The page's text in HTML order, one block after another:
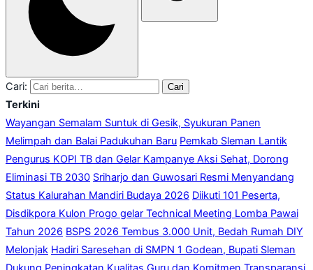
Cari: Cari
Terkini
Wayangan Semalam Suntuk di Gesik, Syukuran Panen
Melimpah dan Balai Padukuhan Baru Pemkab Sleman Lantik
Pengurus KOPI TB dan Gelar Kampanye Aksi Sehat, Dorong
Eliminasi TB 2030 Sriharjo dan Guwosari Resmi Menyandang
Status Kalurahan Mandiri Budaya 2026 Diikuti 101 Peserta,
Disdikpora Kulon Progo gelar Technical Meeting Lomba Pawai
Tahun 2026 BSPS 2026 Tembus 3.000 Unit, Bedah Rumah DIY
Melonjak Hadiri Saresehan di SMPN 1 Godean, Bupati Sleman